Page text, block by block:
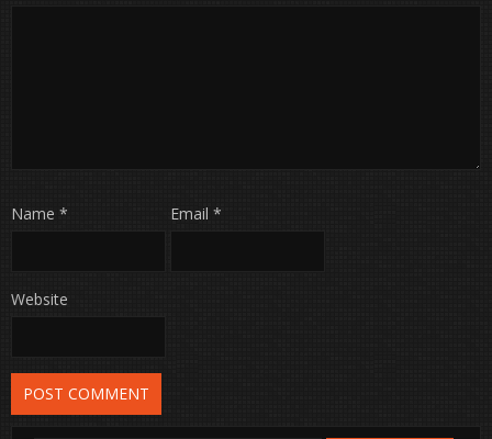
Name * Email *
Website